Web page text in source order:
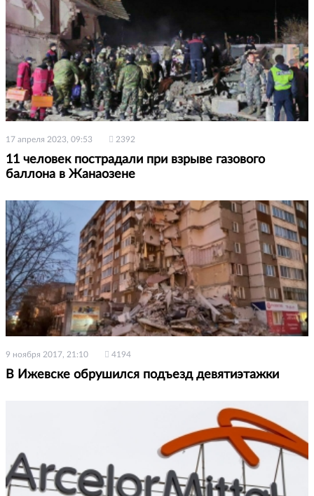
17 апреля 2023, 09:53 2392
11 человек пострадали при взрыве газового
баллона в Жанаозене
9 ноября 2017, 21:10 4194
В Ижевске обрушился подъезд девятиэтажки